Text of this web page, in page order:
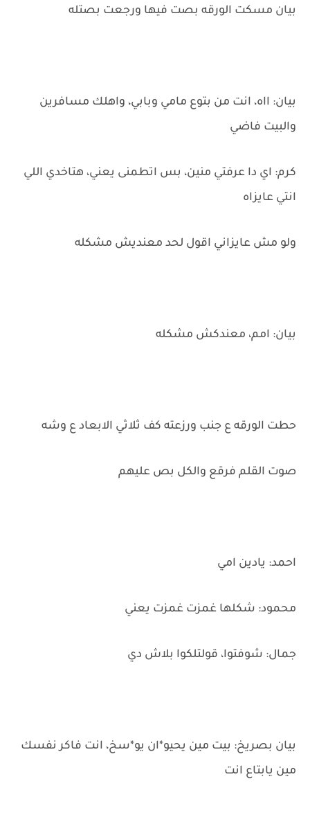
بيان مسكت الورقه بصت فيها ورجعت بصتله
بيان: ااه، انت من بتوع مامي وبابي، واهلك مسافرين
والبيت فاضي
كرم: اي دا عرفتي منين، بس اتطمنى يعني، هتاخدي اللي
انتي عايزاه
ولو مش عايزاني اقول لحد معنديش مشكله
بيان: امم، معندكش مشكله
حطت الورقه ع جنب ورزعته كف ثلاثي الابعاد ع وشه
صوت القلم فرقع والكل بص عليهم
احمد: يادين امي
محمود: شكلها غمزت غمزت يعني
جمال: شوفتوا، قولتلكوا بلاش دي
بيان بصريخ: بيت مين يحيو*ان يو*سخ، انت فاكر نفسك
مين يابتاع انت